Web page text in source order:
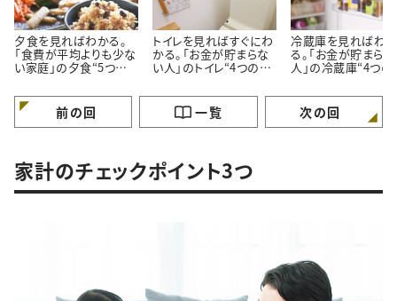
夕食を見ればわかる。
「食費が平均よりも少な
い家庭」の夕食“5つの
トイレを見ればすぐにわ
かる。「お金が貯まらな
い人」のトイレ“4つの特
冷蔵庫を見ればわか
る。「お金が貯まら
人」の冷蔵庫“4つの
前の回 一覧 次の回
家計のチェックポイント3つ